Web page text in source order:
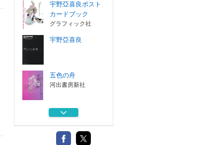
宇野亞喜良ポスト
カードブック
グラフィック社
宇野亞喜良
五色の舟
河出書房新社
ガラスの魚